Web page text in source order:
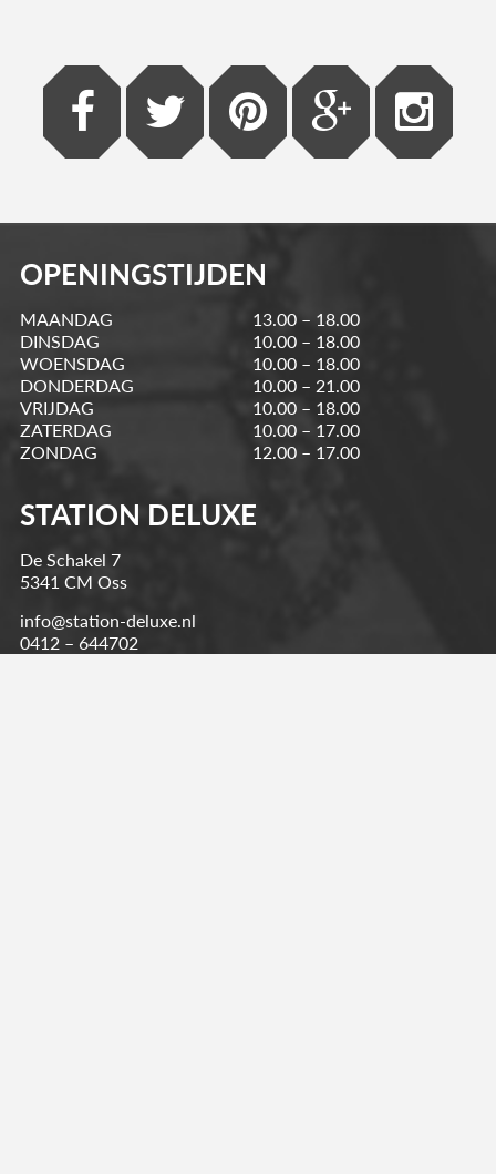
OPENINGSTIJDEN
MAANDAG
13.00 – 18.00
DINSDAG
10.00 – 18.00
WOENSDAG
10.00 – 18.00
DONDERDAG
10.00 – 21.00
VRIJDAG
10.00 – 18.00
ZATERDAG
10.00 – 17.00
ZONDAG
12.00 – 17.00
STATION DELUXE
De Schakel 7
5341 CM Oss
info@station-deluxe.nl
0412 – 644702